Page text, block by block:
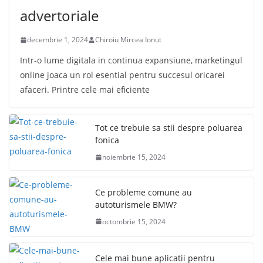
advertoriale
decembrie 1, 2024 Chiroiu Mircea Ionut
Intr-o lume digitala in continua expansiune, marketingul
online joaca un rol esential pentru succesul oricarei
afaceri. Printre cele mai eficiente
Tot ce trebuie sa stii despre poluarea
fonica
noiembrie 15, 2024
Ce probleme comune au
autoturismele BMW?
octombrie 15, 2024
Cele mai bune aplicatii pentru